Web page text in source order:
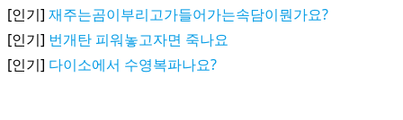
[인기] 재주는곰이부리고가들어가는속담이뭔가요?
[인기] 번개탄 피워놓고자면 죽나요
[인기] 다이소에서 수영복파나요?